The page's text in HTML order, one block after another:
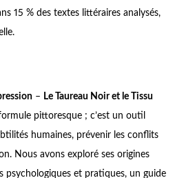
15 % des textes littéraires analysés,
– Le Taureau Noir et le Tissu
pittoresque ; c’est un outil
humaines, prévenir les conflits
Nous avons exploré ses origines
psychologiques et pratiques, un guide